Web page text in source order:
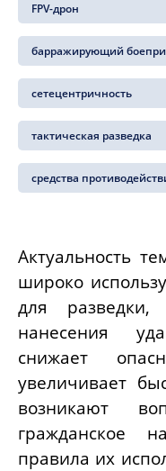
FPV-дрон
барражирующий
сетецентричность
тактическая разведка
средства
Актуальность
широко
для
нанесения
снижает
увеличивает
возникают
гражданское
правила их